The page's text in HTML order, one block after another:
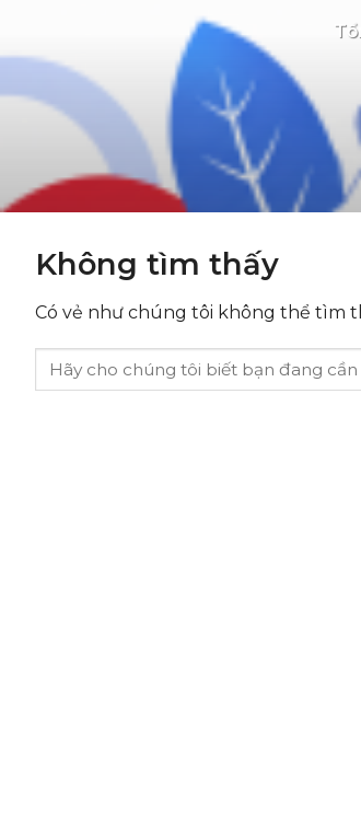
Không tìm thấy
Có vẻ như chúng tôi không thể tìm